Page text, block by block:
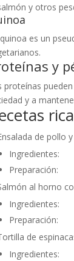
y otros
es un
y
proteínas
y a
de pollo
Ingredientes:
Preparación:
al horno
Ingredientes:
Preparación:
de
Ingredientes: